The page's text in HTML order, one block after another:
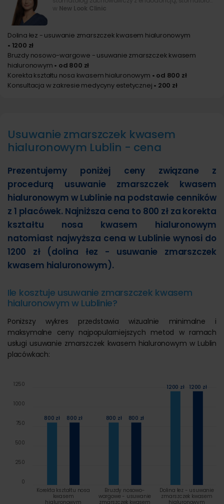
w New Look Clinic
Dolina łez - usuwanie zmarszczek kwasem hialuronowym
• 1200 zł
Bruzdy nosowo-wargowe - usuwanie zmarszczek kwasem
hialuronowym • od 800 zł
Korekta kształtu nosa kwasem hialuronowym • od 800 zł
Konsultacja w zakresie medycyny estetycznej • 200 zł
Usuwanie zmarszczek kwasem
hialuronowym Lublin - cena
Prezentujemy poniżej ceny związane z
procedurą usuwanie zmarszczek kwasem
hialuronowym w Lublinie na podstawie cenników
z 1 placówek. Najniższa cena to 800 zł za korekta
kształtu nosa kwasem hialuronowym
natomiast najwyższa cena w Lublinie wynosi do
1200 zł (dolina łez - usuwanie zmarszczek
kwasem hialuronowym).
Ile kosztuje usuwanie zmarszczek kwasem
hialuronowym w Lublinie?
Poniższy wykres przedstawia wizualnie minimalne i
maksymalne ceny najpopularniejszych metod w ramach
usługi usuwanie zmarszczek kwasem hialuronowym w Lublin
placówkach:
800 zł 800 zł
1200 zł
800 zł 800 zł
1200 zł
Korekta kształtu nosa
kwasem
hialuronowym
Bruzdy nosowo-
wargowe - usuwanie
zmarszczek kwasem
Dolina łez - usuwanie
zmarszczek kwasem
hialuronowym
0
250
500
750
1000
1250